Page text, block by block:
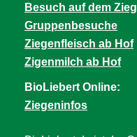
Besuch auf dem
Gruppenbesuche
Ziegenfleisch ab Hof
Zigenmilch ab Hof
BioLiebert Online:
Ziegeninfos